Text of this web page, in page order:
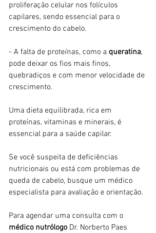
proliferação celular nos folículos
capilares, sendo essencial para o
crescimento do cabelo.
- A falta de proteínas, como a queratina,
pode deixar os fios mais finos,
quebradiços e com menor velocidade de
crescimento.
Uma dieta equilibrada, rica em
proteínas, vitaminas e minerais, é
essencial para a saúde capilar.
Se você suspeita de deficiências
nutricionais ou está com problemas de
queda de cabelo, busque um médico
especialista para avaliação e orientação.
Para agendar uma consulta com o
médico nutrólogo Dr. Norberto Paes